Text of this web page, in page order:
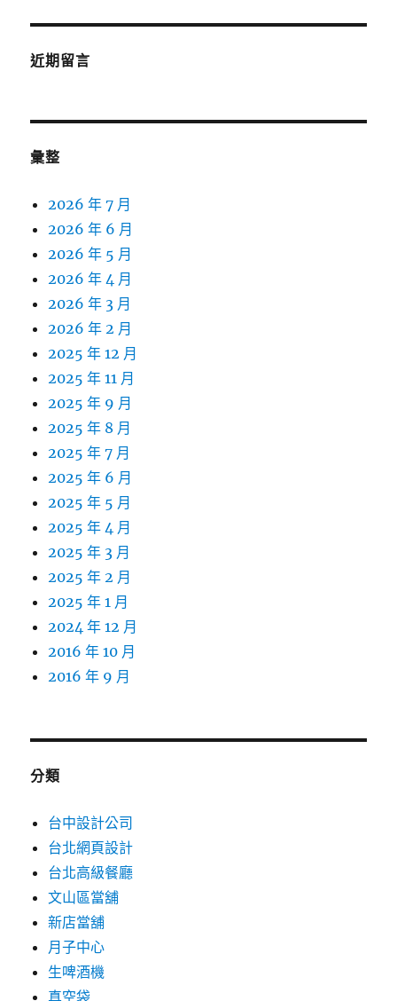
近期留言
彙整
2026 年 7 月
2026 年 6 月
2026 年 5 月
2026 年 4 月
2026 年 3 月
2026 年 2 月
2025 年 12 月
2025 年 11 月
2025 年 9 月
2025 年 8 月
2025 年 7 月
2025 年 6 月
2025 年 5 月
2025 年 4 月
2025 年 3 月
2025 年 2 月
2025 年 1 月
2024 年 12 月
2016 年 10 月
2016 年 9 月
分類
台中設計公司
台北網頁設計
台北高級餐廳
文山區當舖
新店當舖
月子中心
生啤酒機
真空袋